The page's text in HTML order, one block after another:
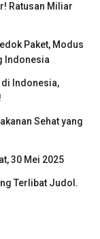
Ratusan Miliar
Paket, Modus
Indonesia
di Indonesia,
Sehat yang
30 Mei 2025
Terlibat Judol.